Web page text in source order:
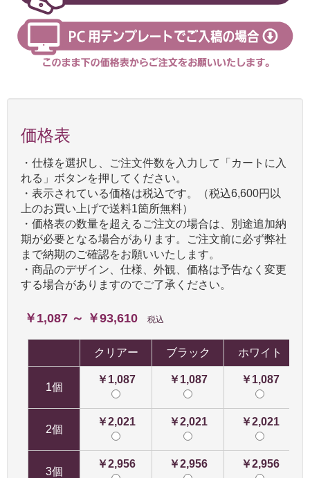
価格表
・仕様を選択し、ご注文件数を入力して「カートに入
れる」ボタンを押してください。
・表示されている価格は税込です。（税込6,600円以
上のお買い上げで送料1箇所無料）
・価格表の数量を超えるご注文の場合は、別途追加納
期が必要となる場合があります。ご注文前に必ず弊社
まで納期のご確認をお願いいたします。
・商品のデザイン、仕様、外観、価格は予告なく変更
する場合がありますのでご了承ください。
￥1,087 ～ ￥93,610 税込
クリアー ブラック ホワイト
1個
￥1,087 ￥1,087 ￥1,087
2個
￥2,021 ￥2,021 ￥2,021
3個
￥2,956 ￥2,956 ￥2,956